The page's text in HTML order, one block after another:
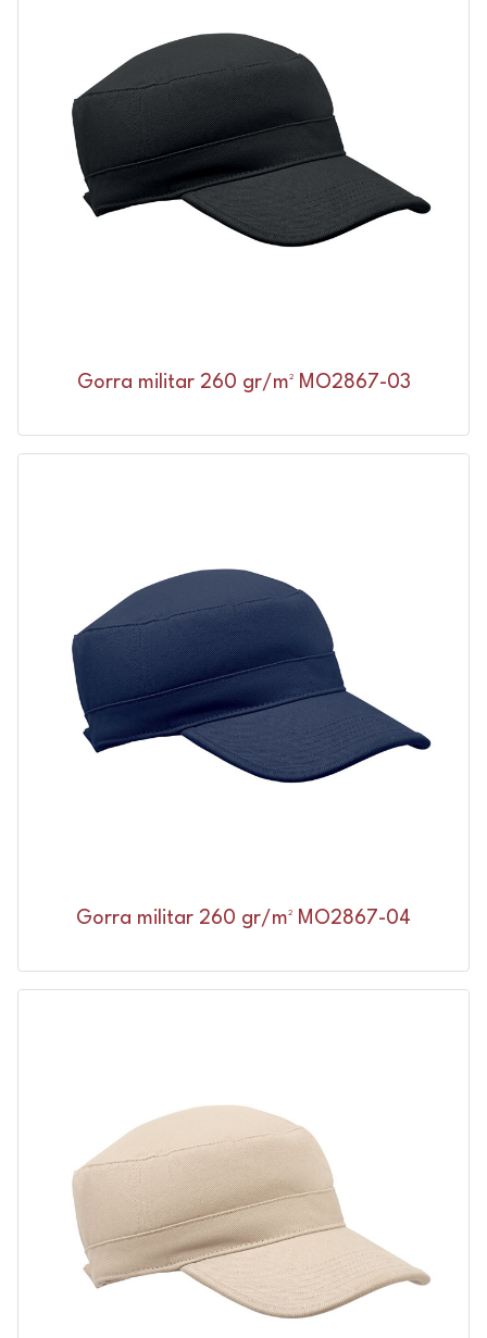
Gorra militar 260 gr/m² MO2867-03
Gorra militar 260 gr/m² MO2867-04